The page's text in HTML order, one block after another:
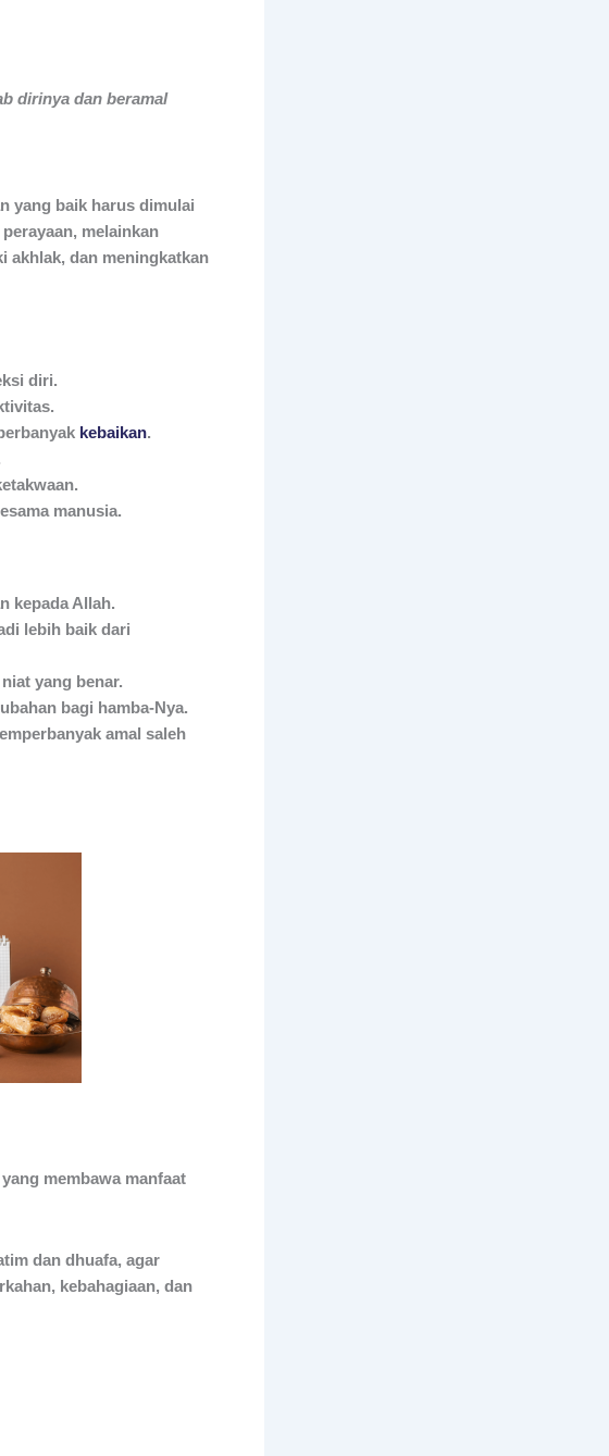
dirinya dan beramal
yang baik harus dimulai
melainkan
akhlak, dan meningkatkan
diri.
kebaikan.
manusia.
kepada Allah.
lebih baik dari
yang benar.
bagi hamba-Nya.
amal saleh
membawa manfaat
dan dhuafa, agar
kebahagiaan, dan